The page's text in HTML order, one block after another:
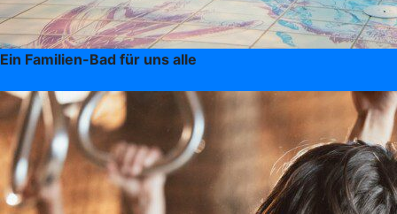
Ein Familien-Bad für uns alle